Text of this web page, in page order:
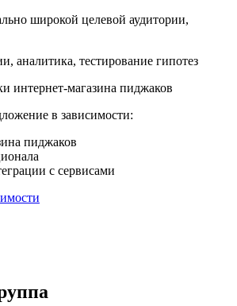
широкой целевой аудитории,
аналитика, тестирование гипотез
интернет-магазина пиджаков
в зависимости:
пиджаков
с сервисами